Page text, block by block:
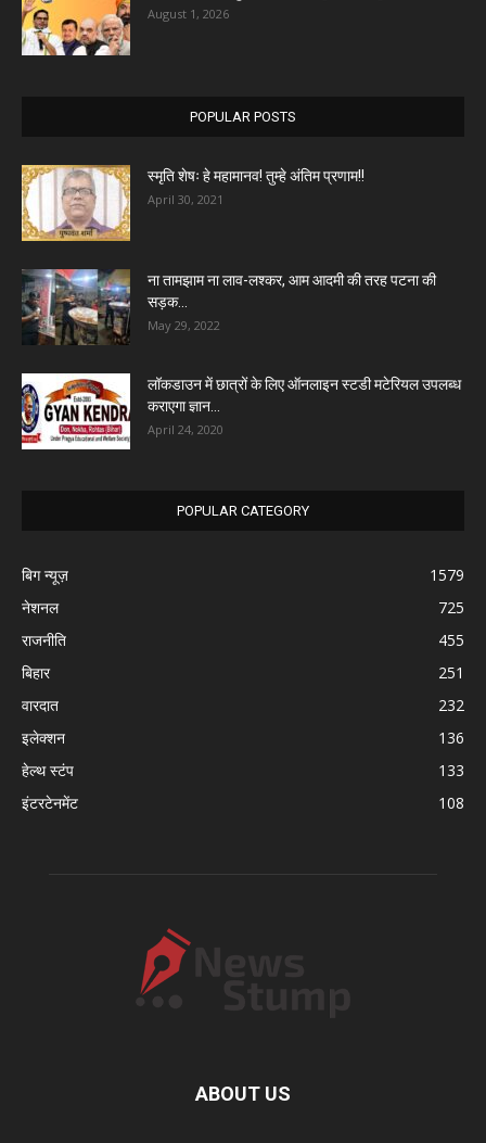
August 1, 2026
POPULAR POSTS
स्मृति शेषः हे महामानव! तुम्हे अंतिम प्रणाम!!
April 30, 2021
ना तामझाम ना लाव-लश्कर, आम आदमी की तरह पटना की
सड़क...
May 29, 2022
लॉकडाउन में छात्रों के लिए ऑनलाइन स्टडी मटेरियल उपलब्ध
कराएगा ज्ञान...
April 24, 2020
POPULAR CATEGORY
बिग न्यूज़
1579
नेशनल
725
राजनीति
455
बिहार
251
वारदात
232
इलेक्शन
136
हेल्थ स्टंप
133
इंटरटेनमेंट
108
ABOUT US